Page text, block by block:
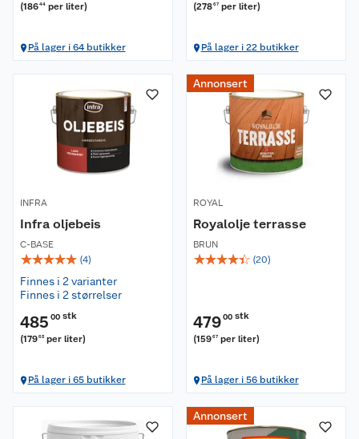
(18644 per liter)
På lager i 64 butikker
(27867 per liter)
På lager i 22 butikker
INFRA
Infra oljebeis
C-BASE
☆☆☆☆☆ (4)
Finnes i 2 varianter
Finnes i 2 størrelser
485 00 stk
(17963 per liter)
På lager i 65 butikker
Annonsert
ROYAL
Royalolje terrasse
BRUN
☆☆☆☆☆ (20)
47900 stk
(15967 per liter)
På lager i 56 butikker
Annonsert